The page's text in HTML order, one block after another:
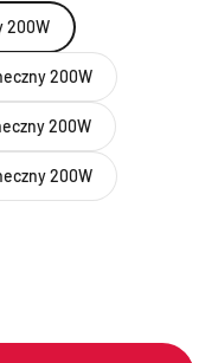
200W
200W
200W
200W